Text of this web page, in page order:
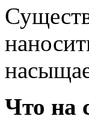
Что на